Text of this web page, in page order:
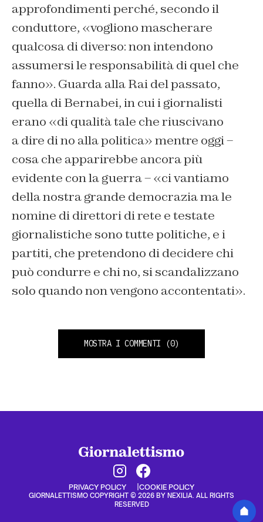
approfondimenti perché, secondo il
conduttore, «vogliono mascherare
qualcosa di diverso: non intendono
assumersi le responsabilità di quel che
fanno». Guarda alla Rai del passato,
quella di Bernabei, in cui i giornalisti
erano «di qualità tale che riuscivano
a dire di no alla politica» mentre oggi –
cosa che apparirebbe ancora più
evidente con la guerra – «ci vantiamo
della nostra grande democrazia ma le
nomine di direttori di rete e testate
giornalistiche sono tutte politiche, e i
partiti, che pretendono di decidere chi
può condurre e chi no, si scandalizzano
solo quando non vengono accontentati».
MOSTRA I COMMENTI (0)
PRIVACY POLICY COOKIE POLICY
GIORNALETTISMO COPYRIGHT © 2026 BY NEXILIA. ALL RIGHTS
RESERVED